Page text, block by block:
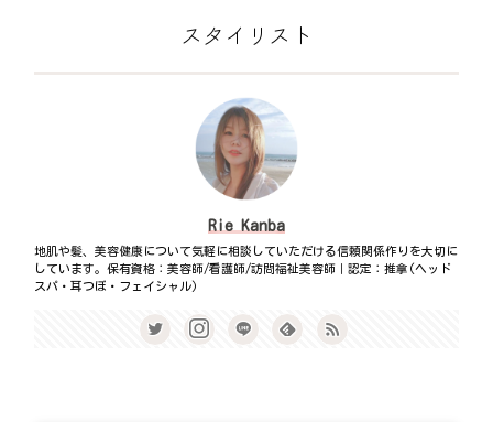
スタイリスト
Rie Kanba
地肌や髪、美容健康について気軽に相談していただける信頼関係作りを大切に
しています。保有資格：美容師/看護師/訪問福祉美容師｜認定：推拿(ヘッド
スパ・耳つぼ・フェイシャル)